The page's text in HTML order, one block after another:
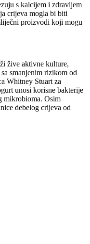
s kalcijem i zdravljem
crijeva mogla bi biti
proizvodi koji mogu
žive aktivne kulture,
smanjenim rizikom od
Whitney Stuart za
unosi korisne bakterije
mikrobioma. Osim
debelog crijeva od